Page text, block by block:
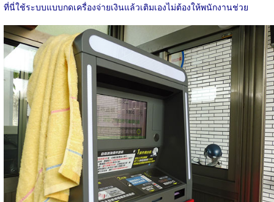
ที่นี่ใช้ระบบแบบกดเครื่องจ่ายเงินแล้วเติมเองไม่ต้องให้พนักงานช่วย